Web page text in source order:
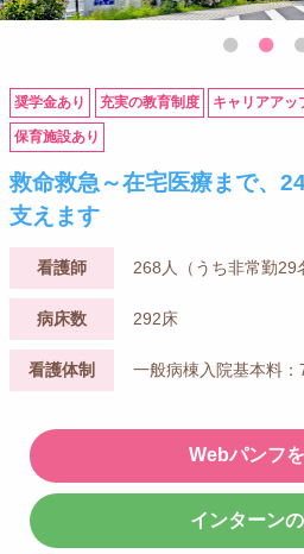
奨学金あり 充実の教育制度 キャリアアッ
保育施設あり
救命救急～在宅医療まで、
支えます
看護師 268人（うち非常勤29
病床数 292床
看護体制 一般病棟入院基本料：
Webパンフ
インターン